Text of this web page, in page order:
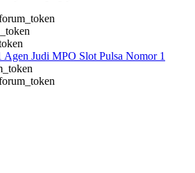
Judi MPO Slot Pulsa Nomor 1